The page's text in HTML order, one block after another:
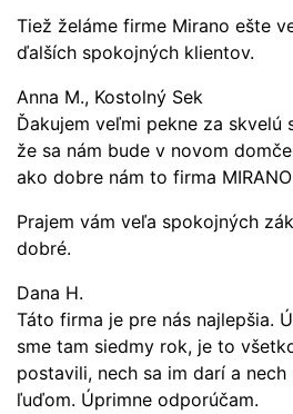
Tiež želáme firme Mirano ešte
ďalších spokojných klientov.
Anna M., Kostolný Sek
Ďakujem veľmi pekne za skvelú
že sa nám bude v novom
ako dobre nám to firma
Prajem vám veľa spokojných
dobré.
Dana H.
Táto firma je pre nás najlepšia.
sme tam siedmy rok, je to
postavili, nech sa im darí a
ľuďom. Úprimne odporúčam.